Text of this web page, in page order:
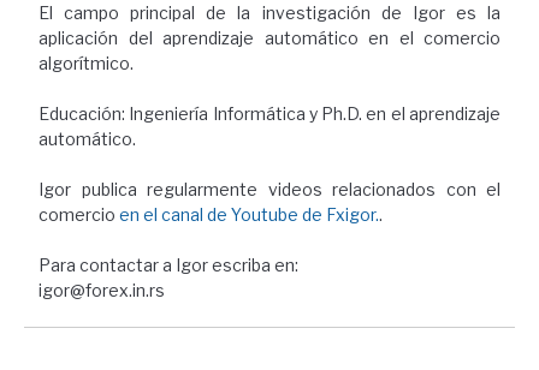
El campo principal de la investigación de Igor es la
aplicación del aprendizaje automático en el comercio
algorítmico.
Educación: Ingeniería Informática y Ph.D. en el aprendizaje
automático.
Igor publica regularmente videos relacionados con el
comercio en el canal de Youtube de Fxigor..
Para contactar a Igor escriba en:
igor@forex.in.rs